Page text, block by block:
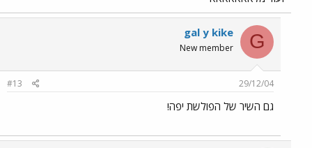
G
gal y kike
New member
29/12/04
#13
גם השיר של הפולשת יפה!